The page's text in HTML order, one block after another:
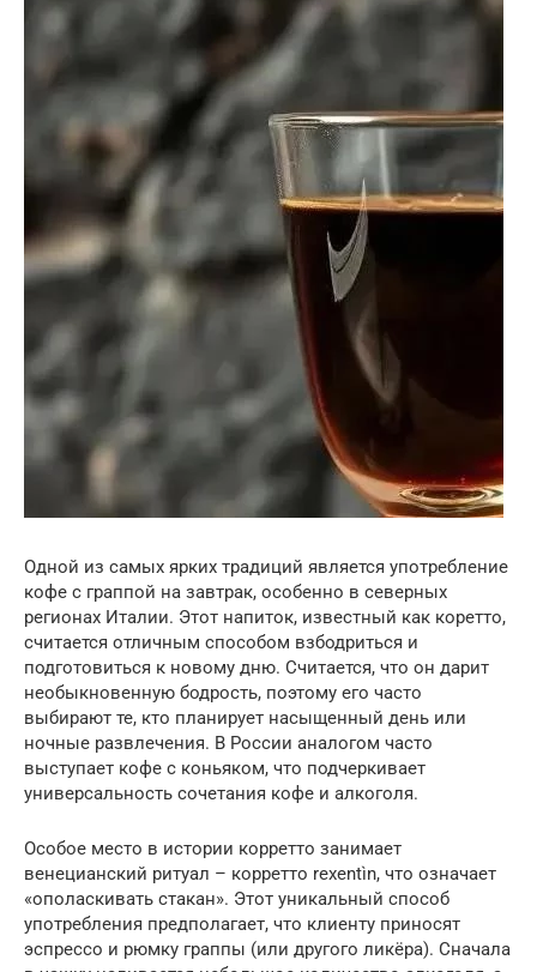
Одной из самых ярких традиций является употребление
кофе с граппой на завтрак, особенно в северных
регионах Италии. Этот напиток, известный как коретто,
считается отличным способом взбодриться и
подготовиться к новому дню. Считается, что он дарит
необыкновенную бодрость, поэтому его часто
выбирают те, кто планирует насыщенный день или
ночные развлечения. В России аналогом часто
выступает кофе с коньяком, что подчеркивает
универсальность сочетания кофе и алкоголя.
Особое место в истории корретто занимает
венецианский ритуал – корретто rexentìn, что означает
«ополаскивать стакан». Этот уникальный способ
употребления предполагает, что клиенту приносят
эспрессо и рюмку граппы (или другого ликёра). Сначала